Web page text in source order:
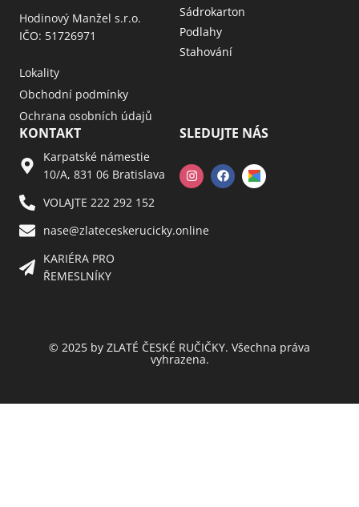
Hodinový Manžel s.r.o.
IČO: 51726971
Lokality
Obchodní podmínky
Ochrana osobních údajů
Sádrokarton
Podlahy
Stahování
KONTAKT
Karpatské námestie
10/A, 831 06 Bratislava
VOLAJTE 222 292 152
nase@zlateceskerucicky.online
KARIÉRA PRO
ŘEMESLNÍKY
SLEDUJTE NÁS
© 2025 by ZLATÉ ČESKÉ RUČIČKY. Všechna práva
vyhrazena.